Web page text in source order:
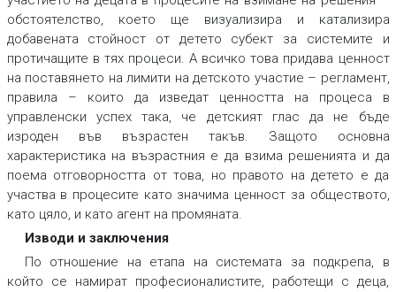
обстоятелство, което ще визуализира и катализира
добавената стойност от детето субект за системите и
протичащите в тях процеси. А всичко това придава ценност
на поставянето на лимити на детското участие – регламент,
правила – които да изведат ценността на процеса в
управленски успех така, че детският глас да не бъде
изроден във възрастен такъв. Защото основна
характеристика на възрастния е да взима решенията и да
поема отговорността от това, но правото на детето е да
участва в процесите като значима ценност за обществото,
като цяло, и като агент на промяната.
Изводи и заключения
По отношение на етапа на системата за подкрепа, в
който се намират професионалистите, работещи с деца,